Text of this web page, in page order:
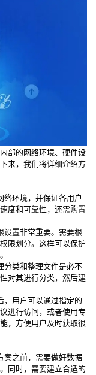
部的网络环境、硬件设
来，我们将详细介绍方
络环境，并保证各用户
度和可靠性，还需购置
设置非常重要。需要根
限划分。这样可以保护
分类和整理文件是必不
对其进行分类，然后建
，用户可以通过指定的
进行访问，或者使用专
，方便用户及时获取很
案之前，需要做好数据
同时，需要建立合适的